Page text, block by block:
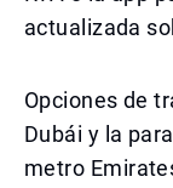
actualizada
Opciones de
Dubái y la
metro